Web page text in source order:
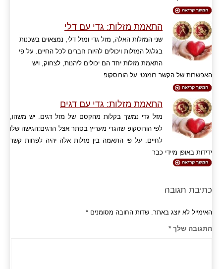
התאמת מזלות: גדי עם דלי
שני המזלות האלה, מזל גדי ומזל דלי, נמצאוים בשכנות
בגלגל המזלות ויכולים להיות חברים לכל החיים. על פי
התאמת מזלות יחד הם יכולים ליהנות, לצחוק, ויש
האפשרות של הקשר רומנטי על הורוסקופ
התאמת מזלות: גדי עם דגים
מזל גדי נמשך בקלות מהקסם של מזל דגים. יש משהו,
לפי הורוסקופ שהגדי מעריץ בסתר אצל הדגים:הגישה שלו
לחיים. על פי התאמה בין מזלות אלה יהיה לפחות קשר
ידידות באופן מיידי כבר
כתיבת תגובה
האימייל לא יוצג באתר. שדות החובה מסומנים *
התגובה שלך*